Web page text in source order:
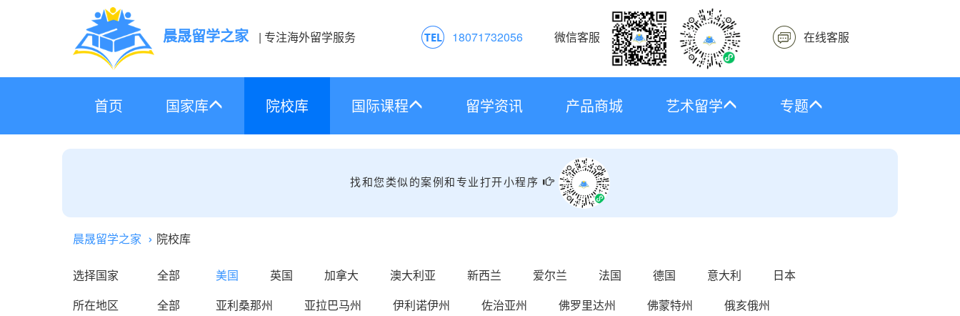
晨晟留学之家 | 专注海外留学服务 18071732056 微信客服 在线客服
首页 国家库 院校库 国际课程 留学资讯 产品商城 艺术留学 专题
找和您类似的案例和专业打开小程序
晨晟留学之家 院校库
选择国家 全部 美国 英国 加拿大 澳大利亚 新西兰 爱尔兰 法国 德国 意大利
日本
所在地区
全部 亚利桑那州 亚拉巴马州 伊利诺伊州 佐治亚州 佛罗里达州 佛蒙特州
俄亥俄州